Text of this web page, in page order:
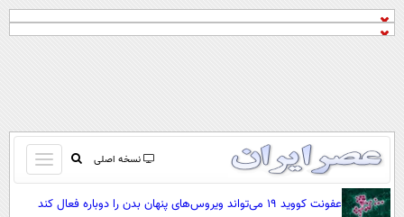
نسخه اصلی
باز
و
بسته
صفحه اول عفونت کووید ۱۹ می‌تواند ویروس‌های پنهان بدن را دوباره فعال کند